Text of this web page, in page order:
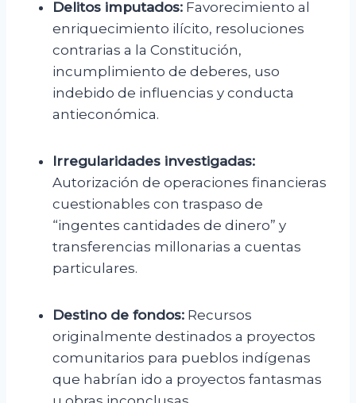
Delitos imputados: Favorecimiento al
enriquecimiento ilícito, resoluciones
contrarias a la Constitución,
incumplimiento de deberes, uso
indebido de influencias y conducta
antieconómica.
Irregularidades investigadas:
Autorización de operaciones financieras
cuestionables con traspaso de
“ingentes cantidades de dinero” y
transferencias millonarias a cuentas
particulares.
Destino de fondos: Recursos
originalmente destinados a proyectos
comunitarios para pueblos indígenas
que habrían ido a proyectos fantasmas